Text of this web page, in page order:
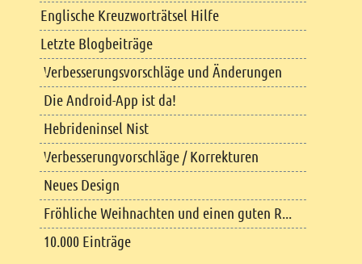
Englische Kreuzworträtsel Hilfe
Letzte Blogbeiträge
Verbesserungsvorschläge und Änderungen
Die Android-App ist da!
Hebrideninsel Nist
Verbesserungvorschläge / Korrekturen
Neues Design
Fröhliche Weihnachten und einen guten R...
10.000 Einträge